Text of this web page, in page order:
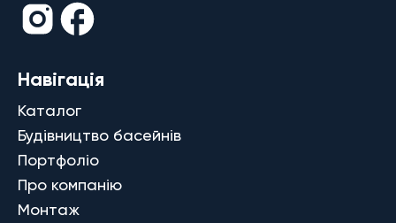
Навігація
Каталог
Будівництво басейнів
Портфоліо
Про компанію
Монтаж